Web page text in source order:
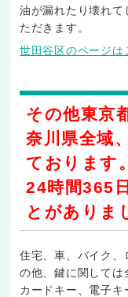
油が漏れたり壊れて
ただきます。
世田谷区のページは
その他東京
奈川県全域
ております。
24時間365日
とがありま
住宅、車、バイク、
の他、鍵に関しては
カードキー、電子